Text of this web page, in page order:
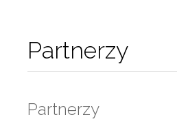
Partnerzy
Partnerzy